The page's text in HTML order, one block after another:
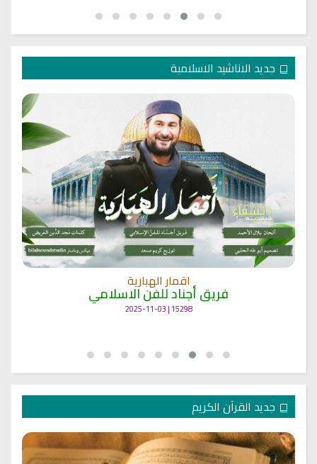
جديد الاناشيد الاسلامية
اقمار الهبارية
فريق أجناد للفن الاسلامي
15298 | 2025-11-03
جديد القرآن الكريم